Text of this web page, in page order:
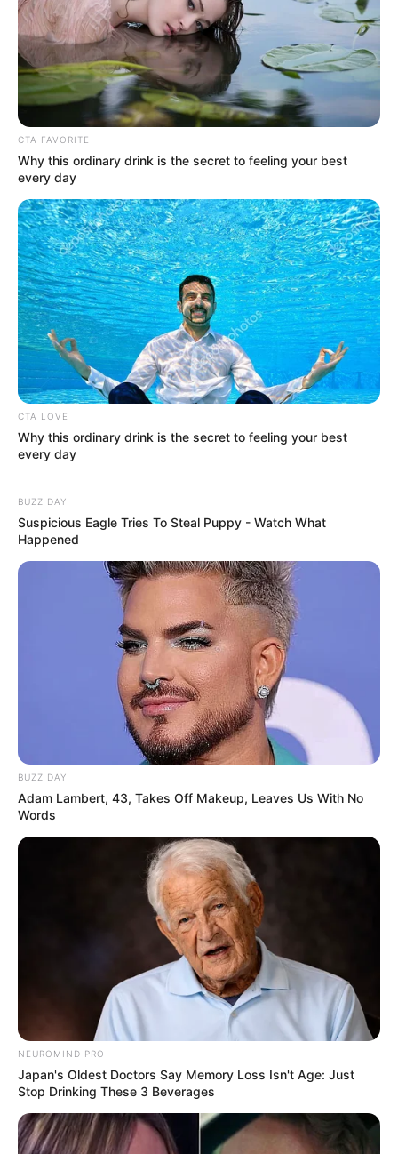
(foto: sheknowschic)
9. Selain dua warna, kamu juga kombinasikan tiga
warna yaitu navy, biru muda serta warna cerah
CTA FAVORITE
Why this ordinary drink is the secret to feeling your best
every day
CTA LOVE
Why this ordinary drink is the secret to feeling your best
every day
BUZZ DAY
Suspicious Eagle Tries To Steal Puppy - Watch What
Happened
BUZZ DAY
Adam Lambert, 43, Takes Off Makeup, Leaves Us With No
Words
NEUROMIND PRO
Japan's Oldest Doctors Say Memory Loss Isn't Age: Just
Stop Drinking These 3 Beverages